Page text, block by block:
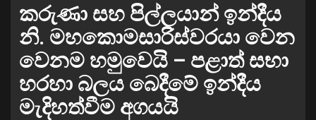
කරුණා සහ පිල්ලයාන් ඉන්දීය
නි. මහකොමසාරිස්වරයා වෙන
වෙනම හමුවෙයි – පළාත් සභා
හරහා බලය බෙදීමේ ඉන්දීය
මැදිහත්වීම අගයයි